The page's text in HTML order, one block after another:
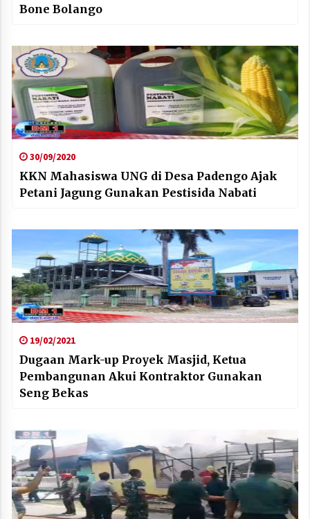
Bone Bolango
30/09/2020
KKN Mahasiswa UNG di Desa Padengo Ajak
Petani Jagung Gunakan Pestisida Nabati
19/02/2021
Dugaan Mark-up Proyek Masjid, Ketua
Pembangunan Akui Kontraktor Gunakan
Seng Bekas